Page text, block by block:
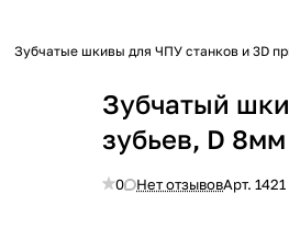
Зубчатые шкивы для ЧПУ станков и 3D
Зубчатый
зубьев, D 8мм
0 Нет отзывовАрт.1421